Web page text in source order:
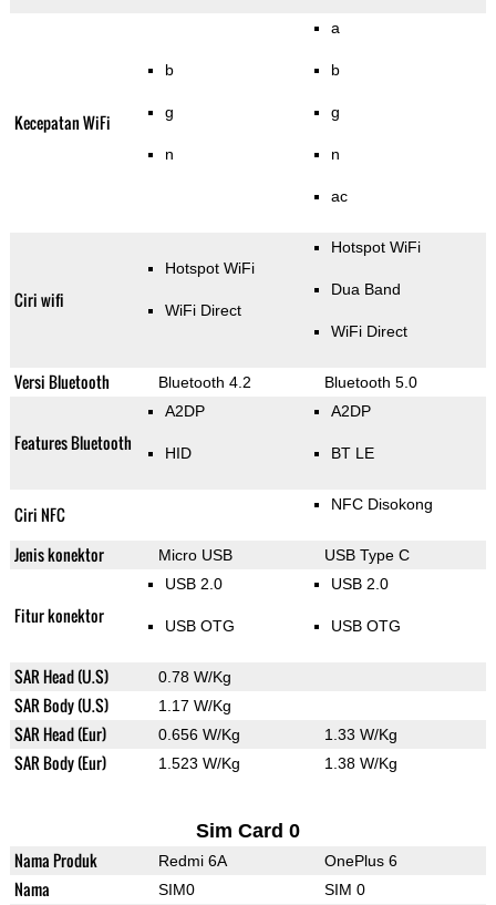
Kecepatan WiFi
b
g
n
a
b
g
n
ac
Ciri wifi
Hotspot WiFi
WiFi Direct
Hotspot WiFi
Dua Band
WiFi Direct
Versi Bluetooth Bluetooth 4.2 Bluetooth 5.0
Features Bluetooth
A2DP
HID
A2DP
BT LE
Ciri NFC NFC Disokong
Jenis konektor Micro USB USB Type C
Fitur konektor
USB 2.0
USB OTG
USB 2.0
USB OTG
SAR Head (U.S) 0.78 W/Kg
SAR Body (U.S) 1.17 W/Kg
SAR Head (Eur) 0.656 W/Kg 1.33 W/Kg
SAR Body (Eur) 1.523 W/Kg 1.38 W/Kg
Sim Card 0
Nama Produk Redmi 6A OnePlus 6
Nama SIM0 SIM 0